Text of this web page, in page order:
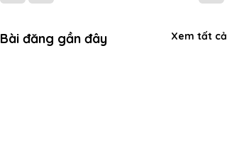
Bài đăng gần đây Xem tất cả